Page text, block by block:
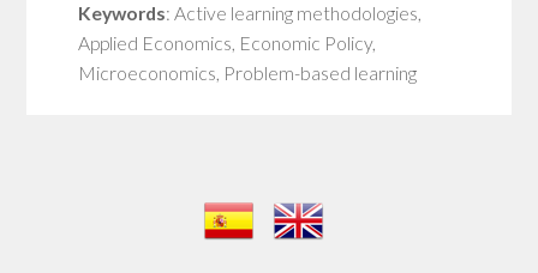
Keywords: Active learning methodologies,
Applied Economics, Economic Policy,
Microeconomics, Problem-based learning